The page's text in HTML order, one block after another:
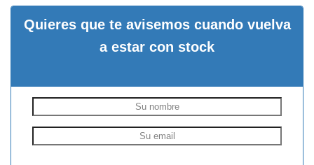
Quieres que te avisemos cuando vuelva
a estar con stock